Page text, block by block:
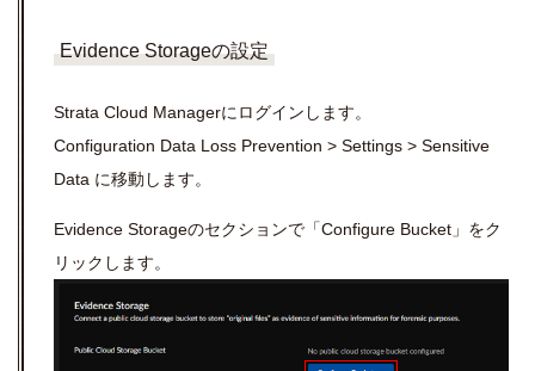
Evidence Storageの設定
Strata Cloud Managerにログインします。
Configuration Data Loss Prevention > Settings > Sensitive
Data に移動します。
Evidence Storageのセクションで「Configure Bucket」をク
リックします。